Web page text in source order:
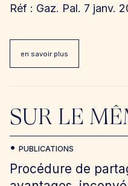
Réf : Gaz. Pal. 7 janv.
en savoir plus
SUR LE
Procédure de
PUBLICATIONS